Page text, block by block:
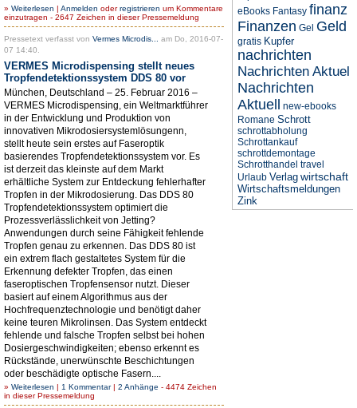
» Weiterlesen | Anmelden oderregistrieren um Kommentare
einzutragen - 2647 Zeichen in dieser Pressemeldung
Pressetext verfasst von Vermes Microdis...
am Do, 2016-07-
07 14:40.
VERMES Microdispensing stellt neues
Tropfendetektionssystem DDS 80 vor
München, Deutschland – 25. Februar 2016 –
VERMES Microdispensing, ein Weltmarktführer
in der Entwicklung und Produktion von
innovativen Mikrodosiersystemlösungenn,
stellt heute sein erstes auf Faseroptik
basierendes Tropfendetektionssystem vor. Es
ist derzeit das kleinste auf dem Markt
erhältliche System zur Entdeckung fehlerhafter
Tropfen in der Mikrodosierung. Das DDS 80
Tropfendetektionssystem optimiert die
Prozessverlässlichkeit von Jetting?
Anwendungen durch seine Fähigkeit fehlende
Tropfen genau zu erkennen. Das DDS 80 ist
ein extrem flach gestaltetes System für die
Erkennung defekter Tropfen, das einen
faseroptischen Tropfensensor nutzt. Dieser
basiert auf einem Algorithmus aus der
Hochfrequenztechnologie und benötigt daher
keine teuren Mikrolinsen. Das System entdeckt
fehlende und falsche Tropfen selbst bei hohen
Dosiergeschwindigkeiten; ebenso erkennt es
Rückstände, unerwünschte Beschichtungen
oder beschädigte optische Fasern....
» Weiterlesen | 1 Kommentar| 2 Anhänge - 4474 Zeichen
in dieser Pressemeldung
eBooks Fantasy finanz
Finanzen Gel Geld
gratis Kupfer
nachrichten
Nachrichten Aktuel
Nachrichten
Aktuell
new-ebooks
Romane Schrott
schrottabholung
Schrottankauf
schrottdemontage
Schrotthandel travel
Urlaub Verlag wirtschaft
Wirtschaftsmeldungen
Zink